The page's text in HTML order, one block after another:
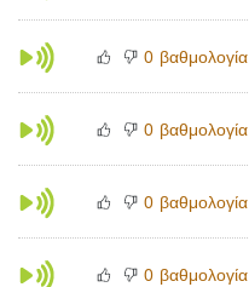
0 βαθμολογία
0 βαθμολογία
0 βαθμολογία
0 βαθμολογία